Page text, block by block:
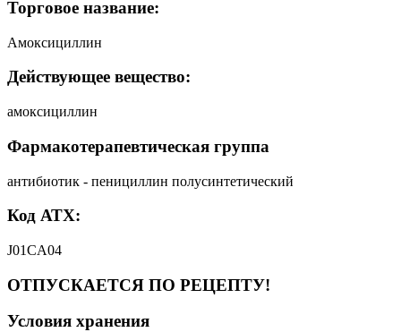
Торговое название:
Амоксициллин
Действующее вещество:
амоксициллин
Фармакотерапевтическая группа
антибиотик - пенициллин полусинтетический
Код АТХ:
J01CA04
ОТПУСКАЕТСЯ ПО РЕЦЕПТУ!
Условия хранения